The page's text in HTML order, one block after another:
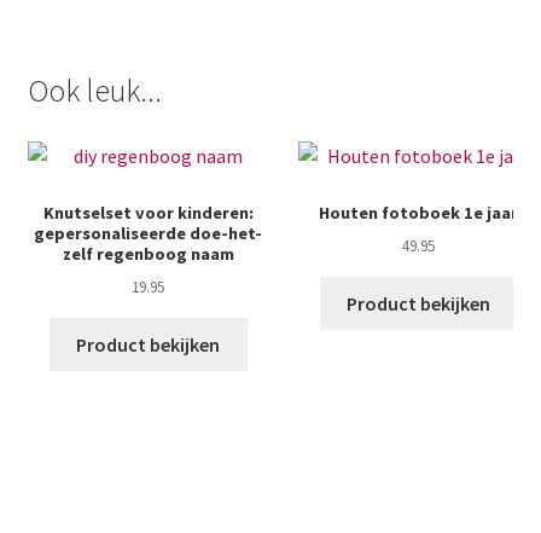
Ook leuk...
Knutselset voor kinderen:
gepersonaliseerde doe-het-
zelf regenboog naam
19.95
Product bekijken
Houten fotoboek 1e jaar
49.95
Product bekijken